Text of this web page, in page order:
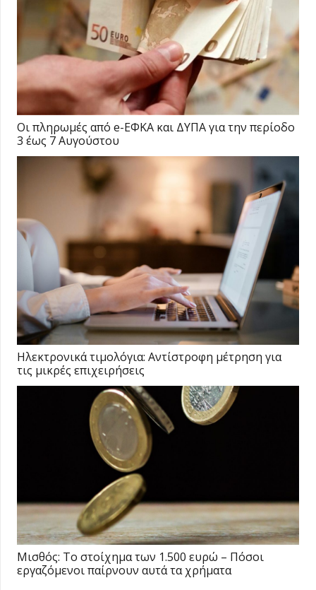
Οι πληρωμές από e-ΕΦΚΑ και ΔΥΠΑ για την περίοδο
3 έως 7 Αυγούστου
Ηλεκτρονικά τιμολόγια: Αντίστροφη μέτρηση για
τις μικρές επιχειρήσεις
Μισθός: Το στοίχημα των 1.500 ευρώ – Πόσοι
εργαζόμενοι παίρνουν αυτά τα χρήματα